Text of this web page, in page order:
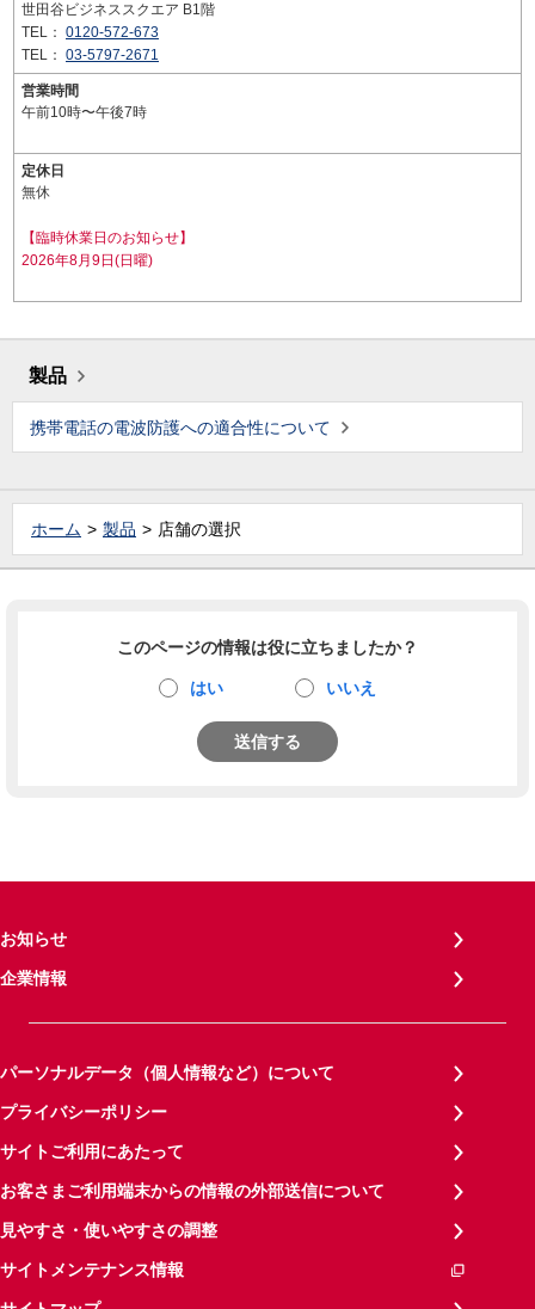
世田谷ビジネススクエア B1階
TEL： 0120-572-673
TEL： 03-5797-2671
営業時間
午前10時〜午後7時
定休日
無休
【臨時休業日のお知らせ】
2026年8月9日(日曜)
製品
携帯電話の電波防護への適合性について
ホーム 製品 店舗の選択
このページの情報は役に立ちましたか？
はい いいえ
送信する
お知らせ
企業情報
パーソナルデータ（個人情報など）について
プライバシーポリシー
サイトご利用にあたって
お客さまご利用端末からの情報の外部送信について
見やすさ・使いやすさの調整
サイトメンテナンス情報